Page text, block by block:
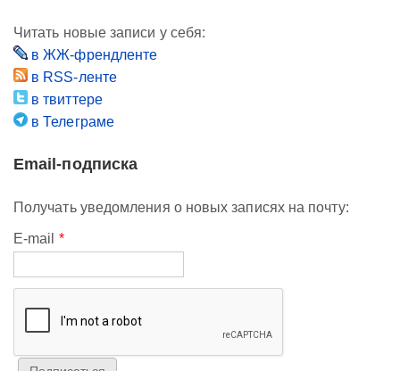
Читать новые записи у себя:
в ЖЖ-френдленте
в RSS-ленте
в твиттере
в Телеграме
Email-подписка
Получать уведомления о новых записях на почту:
E-mail *